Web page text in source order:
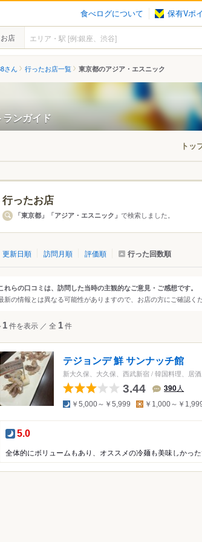
食べログについて 保有Vポ
店
さん 行ったお店一覧 東京都のアジア・エスニック
ンガイド
トッ
エリアから探す
銀座・新橋・有楽町
東京・日本橋
渋谷・恵比寿・代官山
池袋～高田馬場・早稲田
原宿・表参道・青山
六本木・麻布・広尾
赤坂・永田町・溜池
四ツ谷・市ヶ谷・飯田橋
秋葉原・神田・水道橋
上野・浅草・日暮里
大井・蒲田
目黒・白金・五反田
ジャンルから探す
すべて レストラン
アジア・エスニック
韓国料理
東南アジア料理
中東料理
アフリカ料理
行ったお店
「東京都」「アジア・エスニック」で検索しました。
更新日順 訪問月順 評価順 行った回数順
れらの口コミは、訪問した当時の主観的なご意見・ご感想です。
新の情報とは異なる可能性がありますので、お店の方にご確認くだ
1件を表示 ／ 全 1件
テジョンデ 鮮 サンナッチ館
新大久保、大久保、西武新宿/韓国料理、居
3.44 390人
夜 ￥5,000～￥5,999 昼 ￥1,000～￥
夜の点数：
5.0
全体的にボリュームもあり、オススメの冷麺も美味しかった